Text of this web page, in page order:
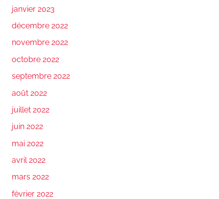
janvier 2023
décembre 2022
novembre 2022
octobre 2022
septembre 2022
août 2022
juillet 2022
juin 2022
mai 2022
avril 2022
mars 2022
février 2022